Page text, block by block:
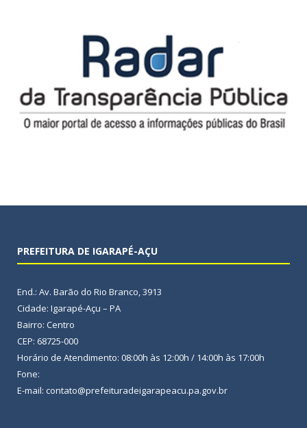
PREFEITURA DE IGARAPÉ-AÇU
End.: Av. Barão do Rio Branco, 3913
Cidade: Igarapé-Açu – PA
Bairro: Centro
CEP: 68725-000
Horário de Atendimento: 08:00h às 12:00h / 14:00h às 17:00h
Fone:
E-mail: contato@prefeituradeigarapeacu.pa.gov.br